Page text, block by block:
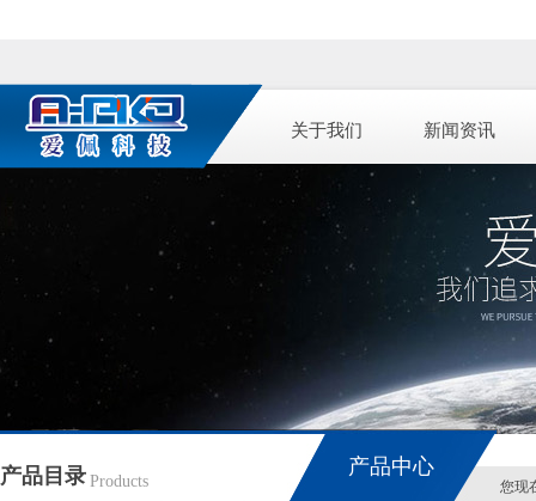
关于我们 新闻资讯
产品目录 Products
产品中心
您现